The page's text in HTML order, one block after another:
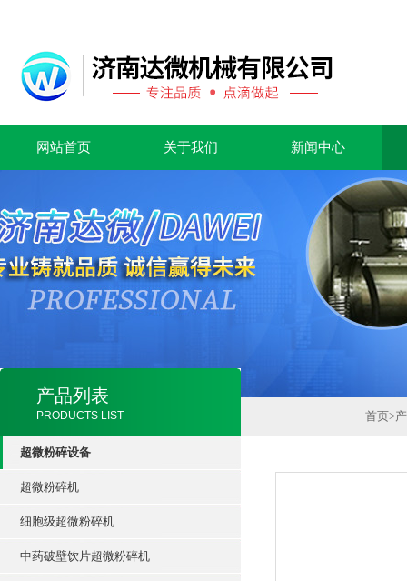
网站首页 关于我们 新闻中心
产品列表
PRODUCTS LIST
超微粉碎设备
超微粉碎机
细胞级超微粉碎机
中药破壁饮片超微粉碎机
首页>